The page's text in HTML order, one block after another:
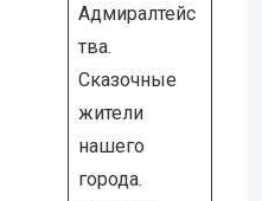
Адмиралтейс
тва.
Сказочные
жители
нашего
города.